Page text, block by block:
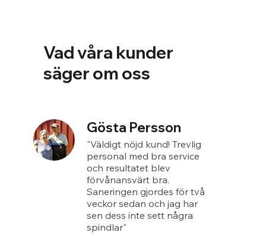
Vad våra kunder
säger om oss
Gösta Persson
"Väldigt nöjd kund! Trevlig
personal med bra service
och resultatet blev
förvånansvärt bra.
Saneringen gjordes för två
veckor sedan och jag har
sen dess inte sett några
spindlar"